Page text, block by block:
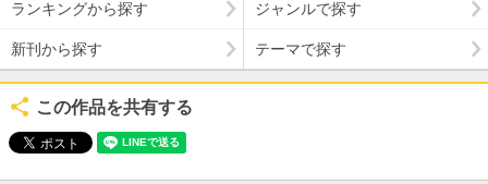
ランキングから探す ジャンルで探す
新刊から探す テーマで探す
この作品を共有する